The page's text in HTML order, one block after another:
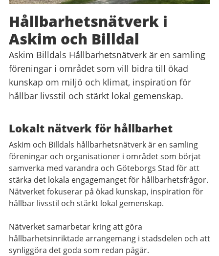
Hållbarhetsnätverk i
Askim och Billdal
Askim Billdals Hållbarhetsnätverk är en samling
föreningar i området som vill bidra till ökad
kunskap om miljö och klimat, inspiration för
hållbar livsstil och stärkt lokal gemenskap.
Lokalt nätverk för hållbarhet
Askim och Billdals hållbarhetsnätverk är en samling
föreningar och organisationer i området som börjat
samverka med varandra och Göteborgs Stad för att
stärka det lokala engagemanget för hållbarhetsfrågor.
Nätverket fokuserar på ökad kunskap, inspiration för
hållbar livsstil och stärkt lokal gemenskap.
Nätverket samarbetar kring att göra
hållbarhetsinriktade arrangemang i stadsdelen och att
synliggöra det goda som redan pågår.